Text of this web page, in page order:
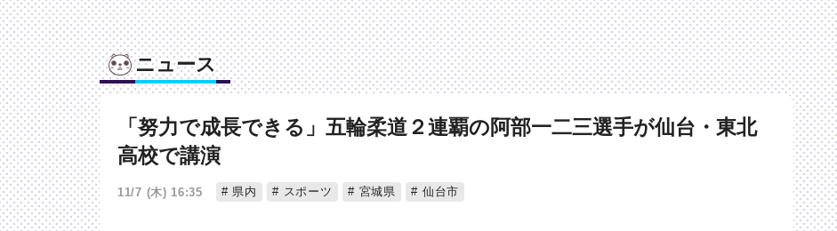
ニュース
「努力で成長できる」五輪柔道２連覇の阿部一二三選手が仙台・東北
高校で講演
11/7 (木) 16:35 県内 スポーツ 宮城県 仙台市